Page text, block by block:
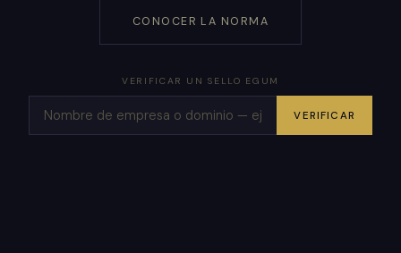
CONOCER LA NORMA
VERIFICAR UN SELLO EGUM
VERIFICAR